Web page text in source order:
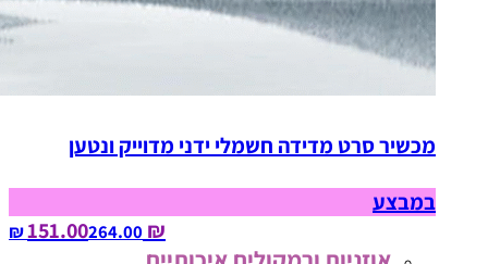
מכשיר סרט מדידה חשמלי ידני מדוייק ונטען
במבצע
₪ 151.00
264.00‏ ₪